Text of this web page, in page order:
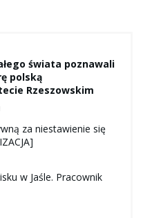
świata poznawali
polską
Rzeszowskim
za niestawienie się
w Jaśle. Pracownik